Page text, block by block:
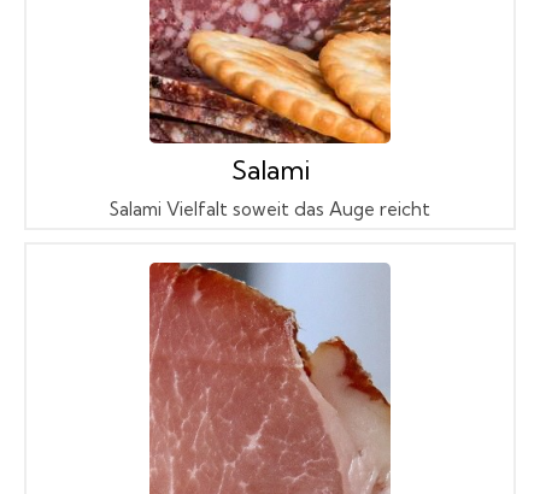
Salami
Salami Vielfalt soweit das Auge reicht